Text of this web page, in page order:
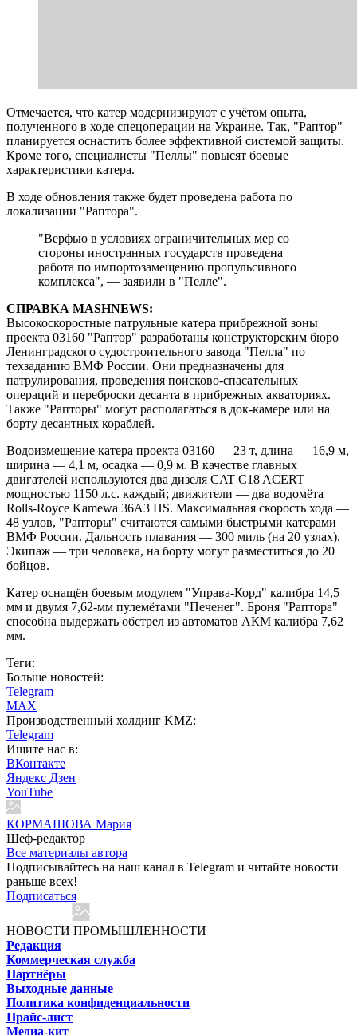
Отмечается, что катер модернизируют с учётом опыта,
полученного в ходе спецоперации на Украине. Так, "Раптор"
планируется оснастить более эффективной системой защиты.
Кроме того, специалисты "Пеллы" повысят боевые
характеристики катера.
В ходе обновления также будет проведена работа по
локализации "Раптора".
"Верфью в условиях ограничительных мер со
стороны иностранных государств проведена
работа по импортозамещению пропульсивного
комплекса", — заявили в "Пелле".
СПРАВКА MASHNEWS:
Высокоскоростные патрульные катера прибрежной зоны
проекта 03160 "Раптор" разработаны конструкторским бюро
Ленинградского судостроительного завода "Пелла" по
техзаданию ВМФ России. Они предназначены для
патрулирования, проведения поисково-спасательных
операций и переброски десанта в прибрежных акваториях.
Также "Рапторы" могут располагаться в док-камере или на
борту десантных кораблей.
Водоизмещение катера проекта 03160 — 23 т, длина — 16,9 м,
ширина — 4,1 м, осадка — 0,9 м. В качестве главных
двигателей используются два дизеля CAT C18 ACERT
мощностью 1150 л.с. каждый; движители — два водомёта
Rolls-Royce Kamewa 36A3 HS. Максимальная скорость хода —
48 узлов, "Рапторы" считаются самыми быстрыми катерами
ВМФ России. Дальность плавания — 300 миль (на 20 узлах).
Экипаж — три человека, на борту могут разместиться до 20
бойцов.
Катер оснащён боевым модулем "Управа-Корд" калибра 14,5
мм и двумя 7,62-мм пулемётами "Печенег". Броня "Раптора"
способна выдержать обстрел из автоматов АКМ калибра 7,62
мм.
Теги:
Больше новостей:
Telegram
MAX
Производственный холдинг KMZ:
Telegram
Ищите нас в:
ВКонтакте
Яндекс Дзен
YouTube
КОРМАШОВА Мария
Шеф-редактор
Все материалы автора
Подписывайтесь на наш канал в Telegram и читайте новости
раньше всех!
Подписаться
НОВОСТИ ПРОМЫШЛЕННОСТИ
Редакция
Коммерческая служба
Партнёры
Выходные данные
Политика конфиденциальности
Прайс-лист
Медиа-кит